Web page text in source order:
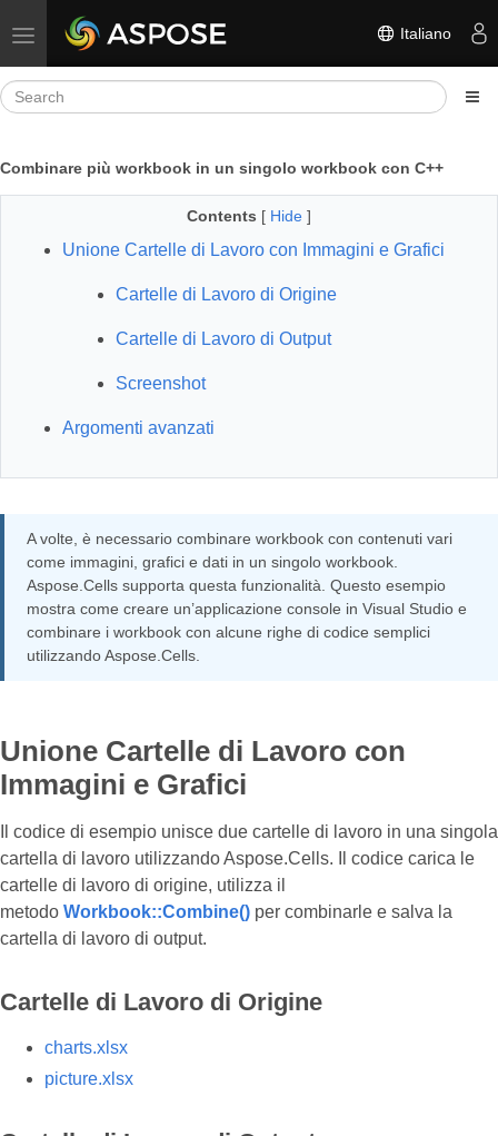
Toggle navigation Italiano
Combinare più workbook in un singolo workbook con C++
Contents [ Hide ]
Unione Cartelle di Lavoro con Immagini e Grafici
Cartelle di Lavoro di Origine
Cartelle di Lavoro di Output
Screenshot
Argomenti avanzati
A volte, è necessario combinare workbook con contenuti vari
come immagini, grafici e dati in un singolo workbook.
Aspose.Cells supporta questa funzionalità. Questo esempio
mostra come creare un’applicazione console in Visual Studio e
combinare i workbook con alcune righe di codice semplici
utilizzando Aspose.Cells.
Unione Cartelle di Lavoro con
Immagini e Grafici
Il codice di esempio unisce due cartelle di lavoro in una singola
cartella di lavoro utilizzando Aspose.Cells. Il codice carica le
cartelle di lavoro di origine, utilizza il
metodo Workbook::Combine() per combinarle e salva la
cartella di lavoro di output.
Cartelle di Lavoro di Origine
charts.xlsx
picture.xlsx